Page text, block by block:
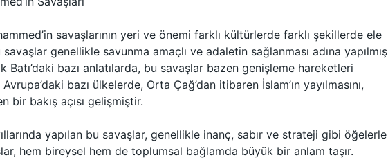
savaşlarının yeri ve önemi farklı kültürlerde farklı şekillerde ele
savaşlar genellikle savunma amaçlı ve adaletin sağlanması adına yapılmış
bazı anlatılarda, bu savaşlar bazen genişleme hareketleri
bazı ülkelerde, Orta Çağ’dan itibaren İslam’ın yayılmasını,
bir bakış açısı gelişmiştir.
yapılan bu savaşlar, genellikle inanç, sabır ve strateji gibi öğelerle
hem bireysel hem de toplumsal bağlamda büyük bir anlam taşır.